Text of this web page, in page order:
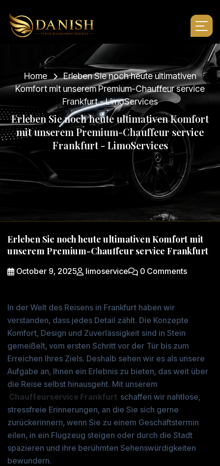
Home
Erleben Sie noch heute ultimativen
Komfort mit unserem Premium-Chauffeur service
Frankfurt - LimoServices
Erleben SienochheuteultimativenKomfort
mitunseremPremium-Chauffeur service
Frankfurt - LimoServices
Erleben Sie noch heute ultimativen Komfort mit
unserem Premium-Chauffeur service Frankfurt
October 9, 2025 limoservice 0 Comments
In der Welt des Reisens in Frankfurt haben wir
verstanden, dass jedes Detail zählt. Die Konzepte
Komfort, Design und Zuverlässigkeit sind in Stein
gemeißelt, vom ersten Schritt vor der Tür bis zum
Erreichen Ihres Ziels. Deshalb sehen wir es als unsere
Aufgabe an, Ihnen ein Erlebnis zu bieten, das weit über
die Reise selbst hinausgeht. Mit unserem
Chauffeurservice Frankfurt schaffen wir nahtlose,
stressfreie Erinnerungen, an die Sie sich gerne
zurückerinnern, wenn Sie zu einem Geschäftstermin
eilen, in ein Flugzeug steigen oder durch die Stadt
spazieren und ihre berühmten Sehenswürdigkeiten
bewundern.